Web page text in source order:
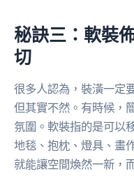
秘訣三：軟裝
切
很多人認為，裝潢一定
但其實不然。有時候，
氛圍。軟裝指的是可以
地毯、抱枕、燈具、畫
就能讓空間煥然一新，